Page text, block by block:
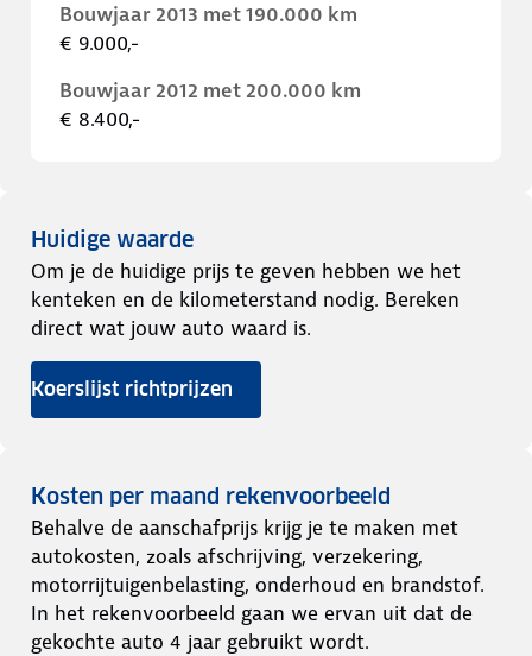
Bouwjaar 2013 met 190.000 km
€ 9.000,-
Bouwjaar 2012 met 200.000 km
€ 8.400,-
Huidige waarde
Om je de huidige prijs te geven hebben we het
kenteken en de kilometerstand nodig. Bereken
direct wat jouw auto waard is.
Koerslijst richtprijzen
Kosten per maand rekenvoorbeeld
Behalve de aanschafprijs krijg je te maken met
autokosten, zoals afschrijving, verzekering,
motorrijtuigenbelasting, onderhoud en brandstof.
In het rekenvoorbeeld gaan we ervan uit dat de
gekochte auto 4 jaar gebruikt wordt.